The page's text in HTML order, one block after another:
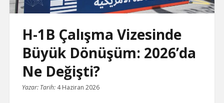
H-1B Çalışma Vizesinde
Büyük Dönüşüm: 2026’da
Ne Değişti?
Yazar: Tarih: 4 Haziran 2026